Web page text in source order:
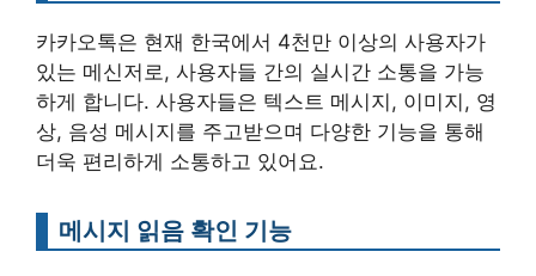
카카오톡은 현재 한국에서 4천만 이상의 사용자가
있는 메신저로, 사용자들 간의 실시간 소통을 가능
하게 합니다. 사용자들은 텍스트 메시지, 이미지, 영
상, 음성 메시지를 주고받으며 다양한 기능을 통해
더욱 편리하게 소통하고 있어요.
메시지 읽음 확인 기능